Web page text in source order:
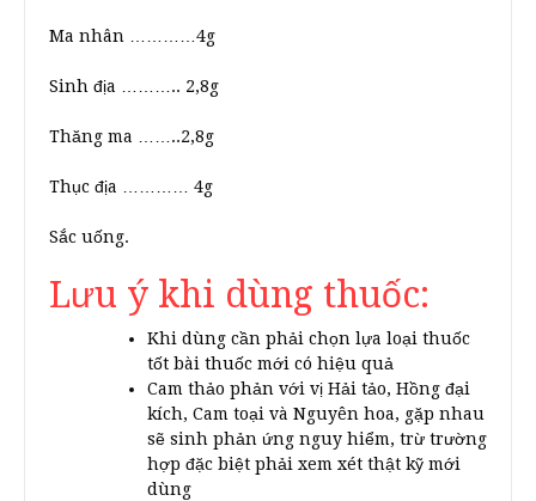
Ma nhân …………4g
Sinh địa ……….. 2,8g
Thăng ma ……..2,8g
Thục địa ………… 4g
Sắc uống.
Lưu ý khi dùng thuốc:
Khi dùng cần phải chọn lựa loại thuốc
tốt bài thuốc mới có hiệu quả
Cam thảo phản với vị Hải tảo, Hồng đại
kích, Cam toại và Nguyên hoa, gặp nhau
sẽ sinh phản ứng nguy hiểm, trừ trường
hợp đặc biệt phải xem xét thật kỹ mới
dùng